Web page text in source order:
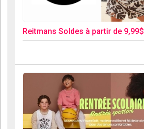
Reitmans Soldes à partir de 9,99$